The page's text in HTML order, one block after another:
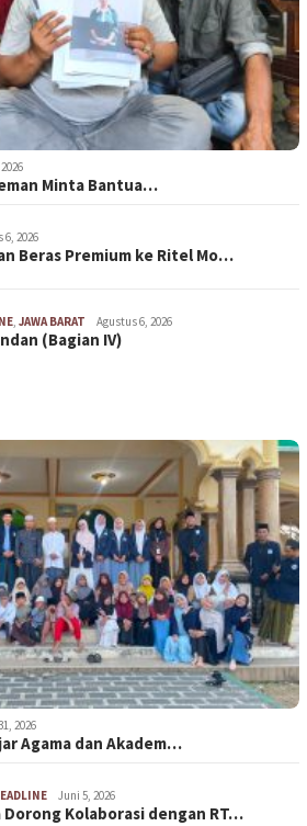
Minta Bantua…
6, 2026
Beras Premium ke Ritel Mo…
JAWA BARAT Agustus 6, 2026
(Bagian IV)
2026
Agama dan Akadem…
Juni 5, 2026
Dorong Kolaborasi dengan RT…